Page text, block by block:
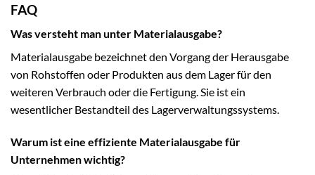
FAQ
Was versteht man unter Materialausgabe?
Materialausgabe bezeichnet den Vorgang der Herausgabe
von Rohstoffen oder Produkten aus dem Lager für den
weiteren Verbrauch oder die Fertigung. Sie ist ein
wesentlicher Bestandteil des Lagerverwaltungssystems.
Warum ist eine effiziente Materialausgabe für
Unternehmen wichtig?